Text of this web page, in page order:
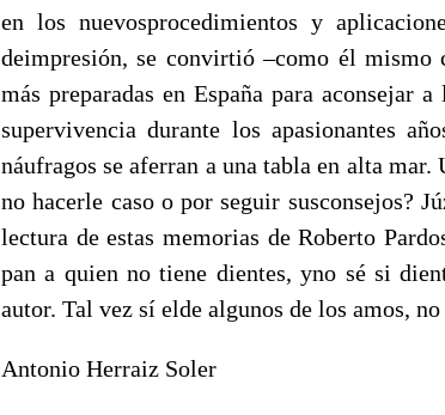
en los nuevosprocedimientos y
deimpresión, se convirtió –como él mismo
más preparadas en España para aconsejar
supervivencia durante los apasionantes
náufragos se aferran a una tabla en alta
no hacerle caso o por seguir susconsejos?
lectura de estas memorias de Roberto
pan a quien no tiene dientes, yno sé si
autor. Tal vez sí elde algunos de los amos, no
Antonio Herraiz Soler